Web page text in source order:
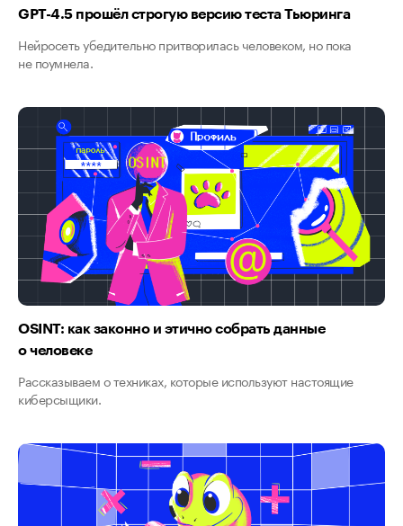
GPT-4.5 прошёл строгую версию теста Тьюринга
Нейросеть убедительно притворилась человеком, но пока
не поумнела.
OSINT: как законно и этично собрать данные
о человеке
Рассказываем о техниках, которые используют настоящие
киберсыщики.